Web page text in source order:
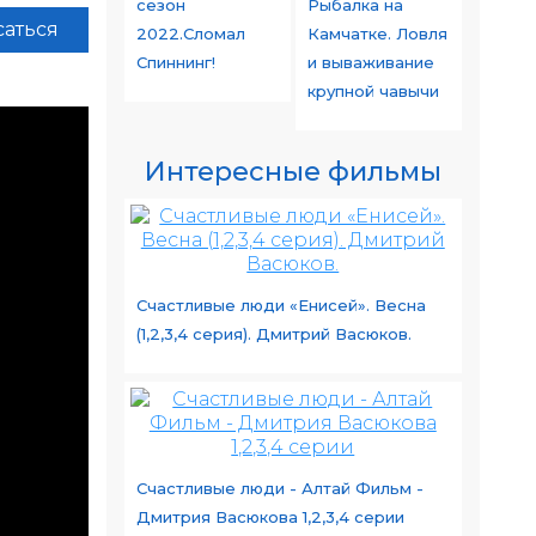
сезон
2022.Сломал
Спиннинг!
Рыбалка на
Камчатке. Ловля
и вываживание
крупной чавычи
Интересные фильмы
Счастливые люди «Енисей». Весна
(1,2,3,4 серия). Дмитрий Васюков.
Счастливые люди - Алтай Фильм -
Дмитрия Васюкова 1,2,3,4 серии